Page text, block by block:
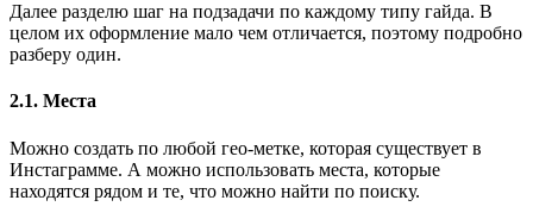
Далее разделю шаг на подзадачи по каждому типу гайда. В
целом их оформление мало чем отличается, поэтому подробно
разберу один.
2.1. Места
Можно создать по любой гео-метке, которая существует в
Инстаграмме. А можно использовать места, которые
находятся рядом и те, что можно найти по поиску.